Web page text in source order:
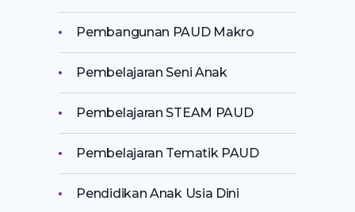
Pembangunan PAUD Makro
Pembelajaran Seni Anak
Pembelajaran STEAM PAUD
Pembelajaran Tematik PAUD
Pendidikan Anak Usia Dini